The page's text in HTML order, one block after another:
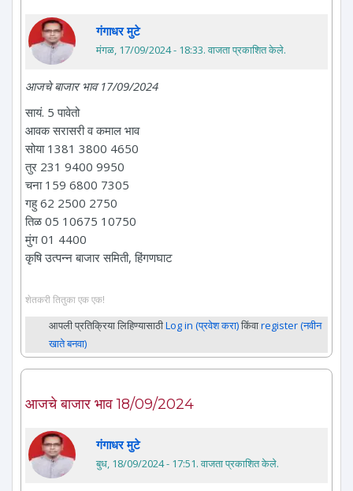
गंगाधर मुटे
मंगळ, 17/09/2024 - 18:33. वाजता प्रकाशित केले.
आजचे बाजार भाव 17/09/2024
सायं. 5 पावेतो
आवक सरासरी व कमाल भाव
सोया 1381 3800 4650
तुर 231 9400 9950
चना 159 6800 7305
गहु 62 2500 2750
तिळ 05 10675 10750
मुंग 01 4400
कृषि उत्पन्न बाजार समिती, हिंगणघाट
शेतकरी तितुका एक एक!
आपली प्रतिक्रिया लिहिण्यासाठीLog in (प्रवेश करा)किंवाregister (नवीन
खाते बनवा)
आजचे बाजार भाव 18/09/2024
गंगाधर मुटे
बुध, 18/09/2024 - 17:51. वाजता प्रकाशित केले.